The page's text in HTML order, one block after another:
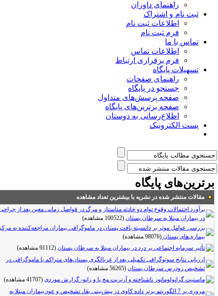
راهنمای داوران
ثبت نام و اشتراک
اطلاعات ثبت نام
فرم ثبت نام
تماس با ما
اطلاعات تماس
فرم برقراری ارتباط
تسهیلات پایگاه
راهنمای صفحات
جستجو در پایگاه
صفحه پرسش‌های متداول
صفحه برترین‌های پایگاه
اطلاع‌رسانی به دوستان
پست الکترونیک
پایگاه
مقالات منتشر شده در نشریه با بیشترین تعداد مشاهده
برآورد احتمالات وقوع توام دو حادثه متاستاز و مرگ در فواصل زمانی معین بعد از جراحی
در بیماران مبتلا به سرطان پستان (100522 مشاهده)
بررسی عوامل موثر بر دانسیته بافت پستان در ماموگرافی بیماران مراجعه‌کننده به مرکز
بیماری‌های پستان(98076 مشاهده)
تأثیر سرمایه اجتماعی بر درد در بیماران مبتلا به سرطان پستان (91112 مشاهده)
ارزیابی نتایج سونوگرافی تکمیلی بعد از غربالگری پستان‌های متراکم با ماموگرافی در
تشخیص زودرس سرطان پستان (56265 مشاهده)
ماستیت گرانولوماتوز ناشناخته و آرتریت مچ پا و زانو- گزارش موردی (41707 مشاهده)
مروری بر 7 الگوریتم برتر داده کاوی در پیش‌بینی بقا، تشخیص و عود بیماران مبتلا به